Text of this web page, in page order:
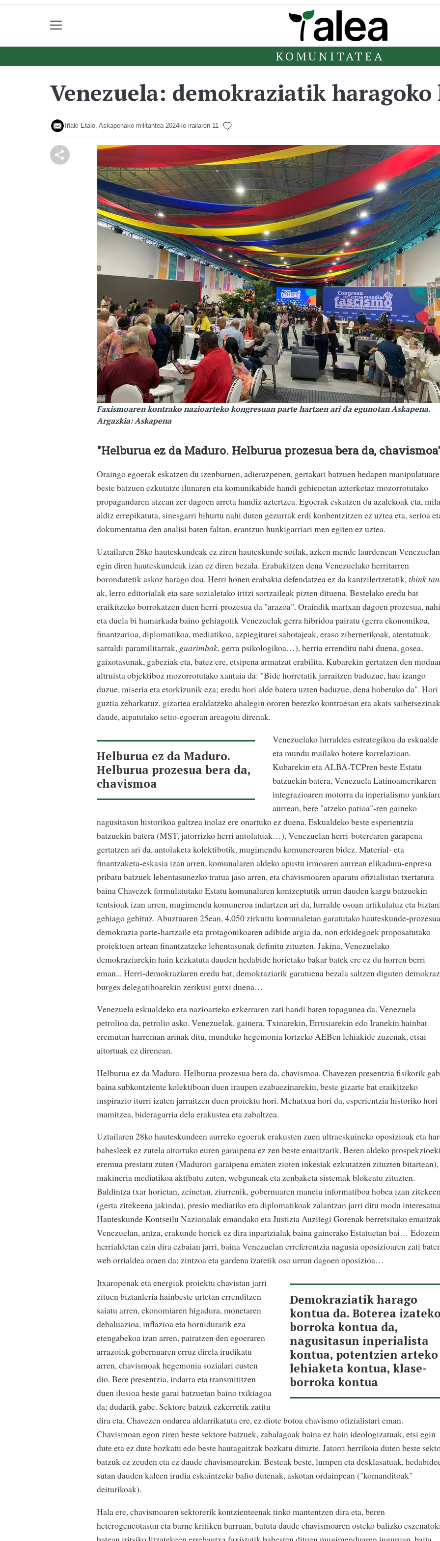
KOMUNITATEA
Venezuela: demokraziatik
Iñaki Etaio, Askapenako militantea 2024ko irailaren 11
Faxismoaren kontrako nazioarteko kongresuan parte hartzen ari da egunotan Askapena.
Argazkia: Askapena
"Helburua ez da Maduro. Helburua prozesua bera da,
Oraingo egoerak eskatzen du izenburuen, adierazpenen, gertakari batzuen hedapen
beste batzuen ezkutatze ilunaren eta komunikabide handi gehienetan azterketaz mozorrotutako
propagandaren atzean zer dagoen arreta handiz aztertzea. Egoerak eskatzen du azalekoak eta, mila
aldiz errepikatuta, sinesgarri bihurtu nahi duten gezurrak erdi konbentzitzen ez uztea eta, serioa
dokumentatua den analisi baten faltan, erantzun hunkigarriari men egiten ez uztea.
Uztailaren 28ko hauteskundeak ez ziren hauteskunde soilak, azken mende laurdenean Venezuelan
egin diren hauteskundeak izan ez diren bezala. Erabakitzen dena Venezuelako herritarren
borondatetik askoz harago doa. Herri honen erabakia defendatzea ez da kantzilertzetatik,think
ak, lerro editorialak eta sare sozialetako iritzi sortzaileak pizten dituena. Bestelako eredu bat
eraikitzeko borrokatzen duen herri-prozesua da "arazoa". Oraindik martxan dagoen prozesua,
eta duela bi hamarkada baino gehiagotik Venezuelak gerra hibridoa pairatu (gerra ekonomikoa,
finantzarioa, diplomatikoa, mediatikoa, azpiegiturei sabotajeak, eraso zibernetikoak, atentatuak,
sarraldi paramilitarrak, guarimbak, gerra psikologikoa…), herria errenditu nahi duena, gosea,
gaixotasunak, gabeziak eta, batez ere, etsipena armatzat erabilita. Kubarekin gertatzen den
altruista objektiboz mozorrotutako xantaia da: "Bide horretatik jarraitzen baduzue, hau izango
duzue, miseria eta etorkizunik eza; eredu hori alde batera uzten baduzue, dena hobetuko da". Hori
guztia zeharkatuz, gizartea eraldatzeko ahalegin ororen berezko kontraesan eta akats saihetsezinak
daude, aipatutako setio-egoeran areagotu direnak.
Helburua ez da Maduro.
Helburua prozesua bera da,
chavismoa
Venezuelako lurraldea estrategikoa da eskualde
eta mundu mailako botere korrelazioan.
Kubarekin eta ALBA-TCPren beste Estatu
batzuekin batera, Venezuela Latinoamerikaren
integrazioaren motorra da inperialismo
aurrean, bere "atzeko patioa"-ren gaineko
nagusitasun historikoa galtzea inolaz ere onartuko ez duena. Eskualdeko beste esperientzia
batzuekin batera (MST, jatorrizko herri antolatuak…), Venezuelan herri-boterearen garapena
gertatzen ari da, antolaketa kolektibotik, mugimendu komuneroaren bidez. Material- eta
finantzaketa-eskasia izan arren, komunalaren aldeko apustu irmoaren aurrean elikadura-enpresa
pribatu batzuek lehentasunezko tratua jaso arren, eta chavismoaren aparatu ofizialistan txertatuta
baina Chavezek formulatutako Estatu komunalaren kontzeptutik urrun dauden kargu batzuekin
tentsioak izan arren, mugimendu komuneroa indartzen ari da, lurralde osoan artikulatuz eta
gehiago gehituz. Abuztuaren 25ean, 4.050 zirkuitu komunaletan garatutako hauteskunde-prozesua
demokrazia parte-hartzaile eta protagonikoaren adibide argia da, non erkidegoek proposatutako
proiektuen artean finantzatzeko lehentasunak definitu zituzten. Jakina, Venezuelako
demokraziarekin hain kezkatuta dauden hedabide horietako bakar batek ere ez du horren berri
eman... Herri-demokraziaren eredu bat, demokraziarik garatuena bezala saltzen diguten
burges delegatiboarekin zerikusi gutxi duena…
Venezuela eskualdeko eta nazioarteko ezkerraren zati handi baten topagunea da. Venezuela
petrolioa da, petrolio asko. Venezuelak, gainera, Txinarekin, Errusiarekin edo Iranekin hainbat
eremutan harreman arinak ditu, munduko hegemonia lortzeko AEBen lehiakide zuzenak, etsai
aitortuak ez direnean.
Helburua ez da Maduro. Helburua prozesua bera da, chavismoa. Chavezen presentzia fisikorik
baina subkontziente kolektiboan duen iraupen ezabaezinarekin, beste gizarte bat eraikitzeko
inspirazio iturri izaten jarraitzen duen proiektu hori. Mehatxua hori da, esperientzia historiko hori
mamitzea, bideragarria dela erakustea eta zabaltzea.
Uztailaren 28ko hauteskundeen aurreko egoerak erakusten zuen ultraeskuineko oposizioak eta
babesleek ez zutela aitortuko euren garaipena ez zen beste emaitzarik. Beren aldeko
eremua prestatu zuten (Madurori garaipena ematen zioten inkestak ezkutatzen zituzten bitartean),
makineria mediatikoa aktibatu zuten, webguneak eta zenbaketa sistemak blokeatu zituzten.
Baldintza txar horietan, zeinetan, ziurrenik, gobernuaren maneiu informatiboa hobea izan
(gerta zitekeena jakinda), presio mediatiko eta diplomatikoak zalantzan jarri ditu modu
Hauteskunde Kontseilu Nazionalak emandako eta Justizia Auzitegi Gorenak berretsitako
Venezuelan, antza, erakunde horiek ez dira inpartzialak baina gainerako Estatuetan bai… Edozein
herrialdetan ezin dira ezbaian jarri, baina Venezuelan erreferentzia nagusia oposizioaren zati
web orrialdea omen da; zintzoa eta gardena izatetik oso urrun dagoen oposizioa…
Demokraziatik harago
kontua da. Boterea izateko
borroka kontua da,
nagusitasun inperialista
kontua, potentzien arteko
lehiaketa kontua, klase-
borroka kontua
Itxaropenak eta energiak proiektu chavistan jarri
zituen biztanleria hainbeste urtetan errenditzen
saiatu arren, ekonomiaren higadura, monetaren
debaluazioa, inflazioa eta hornidurarik eza
etengabekoa izan arren, pairatzen den egoeraren
arrazoiak gobernuaren erruz direla irudikatu
arren, chavismoak hegemonia sozialari eusten
dio. Bere presentzia, indarra eta transmititzen
duen ilusioa beste garai batzuetan baino txikiagoa
da; dudarik gabe. Sektore batzuk ezkerretik zatitu
dira eta, Chavezen ondarea aldarrikatuta ere, ez diote botoa chavismo ofizialistari eman.
Chavismoan egon ziren beste sektore batzuek, zabalagoak baina ez hain ideologizatuak, etsi egin
dute eta ez dute bozkatu edo beste hautagaitzak bozkatu dituzte. Jatorri herrikoia duten beste
batzuk ez zeuden eta ez daude chavismoarekin. Besteak beste, lumpen eta desklasatuak,
sutan dauden kaleen irudia eskaintzeko balio dutenak, askotan ordainpean ("komanditoak"
deiturikoak).
Hala ere, chavismoaren sektorerik kontzienteenak tinko mantentzen dira eta, beren
heterogeneotasun eta barne kritiken barruan, batuta daude chavismoaren osteko balizko